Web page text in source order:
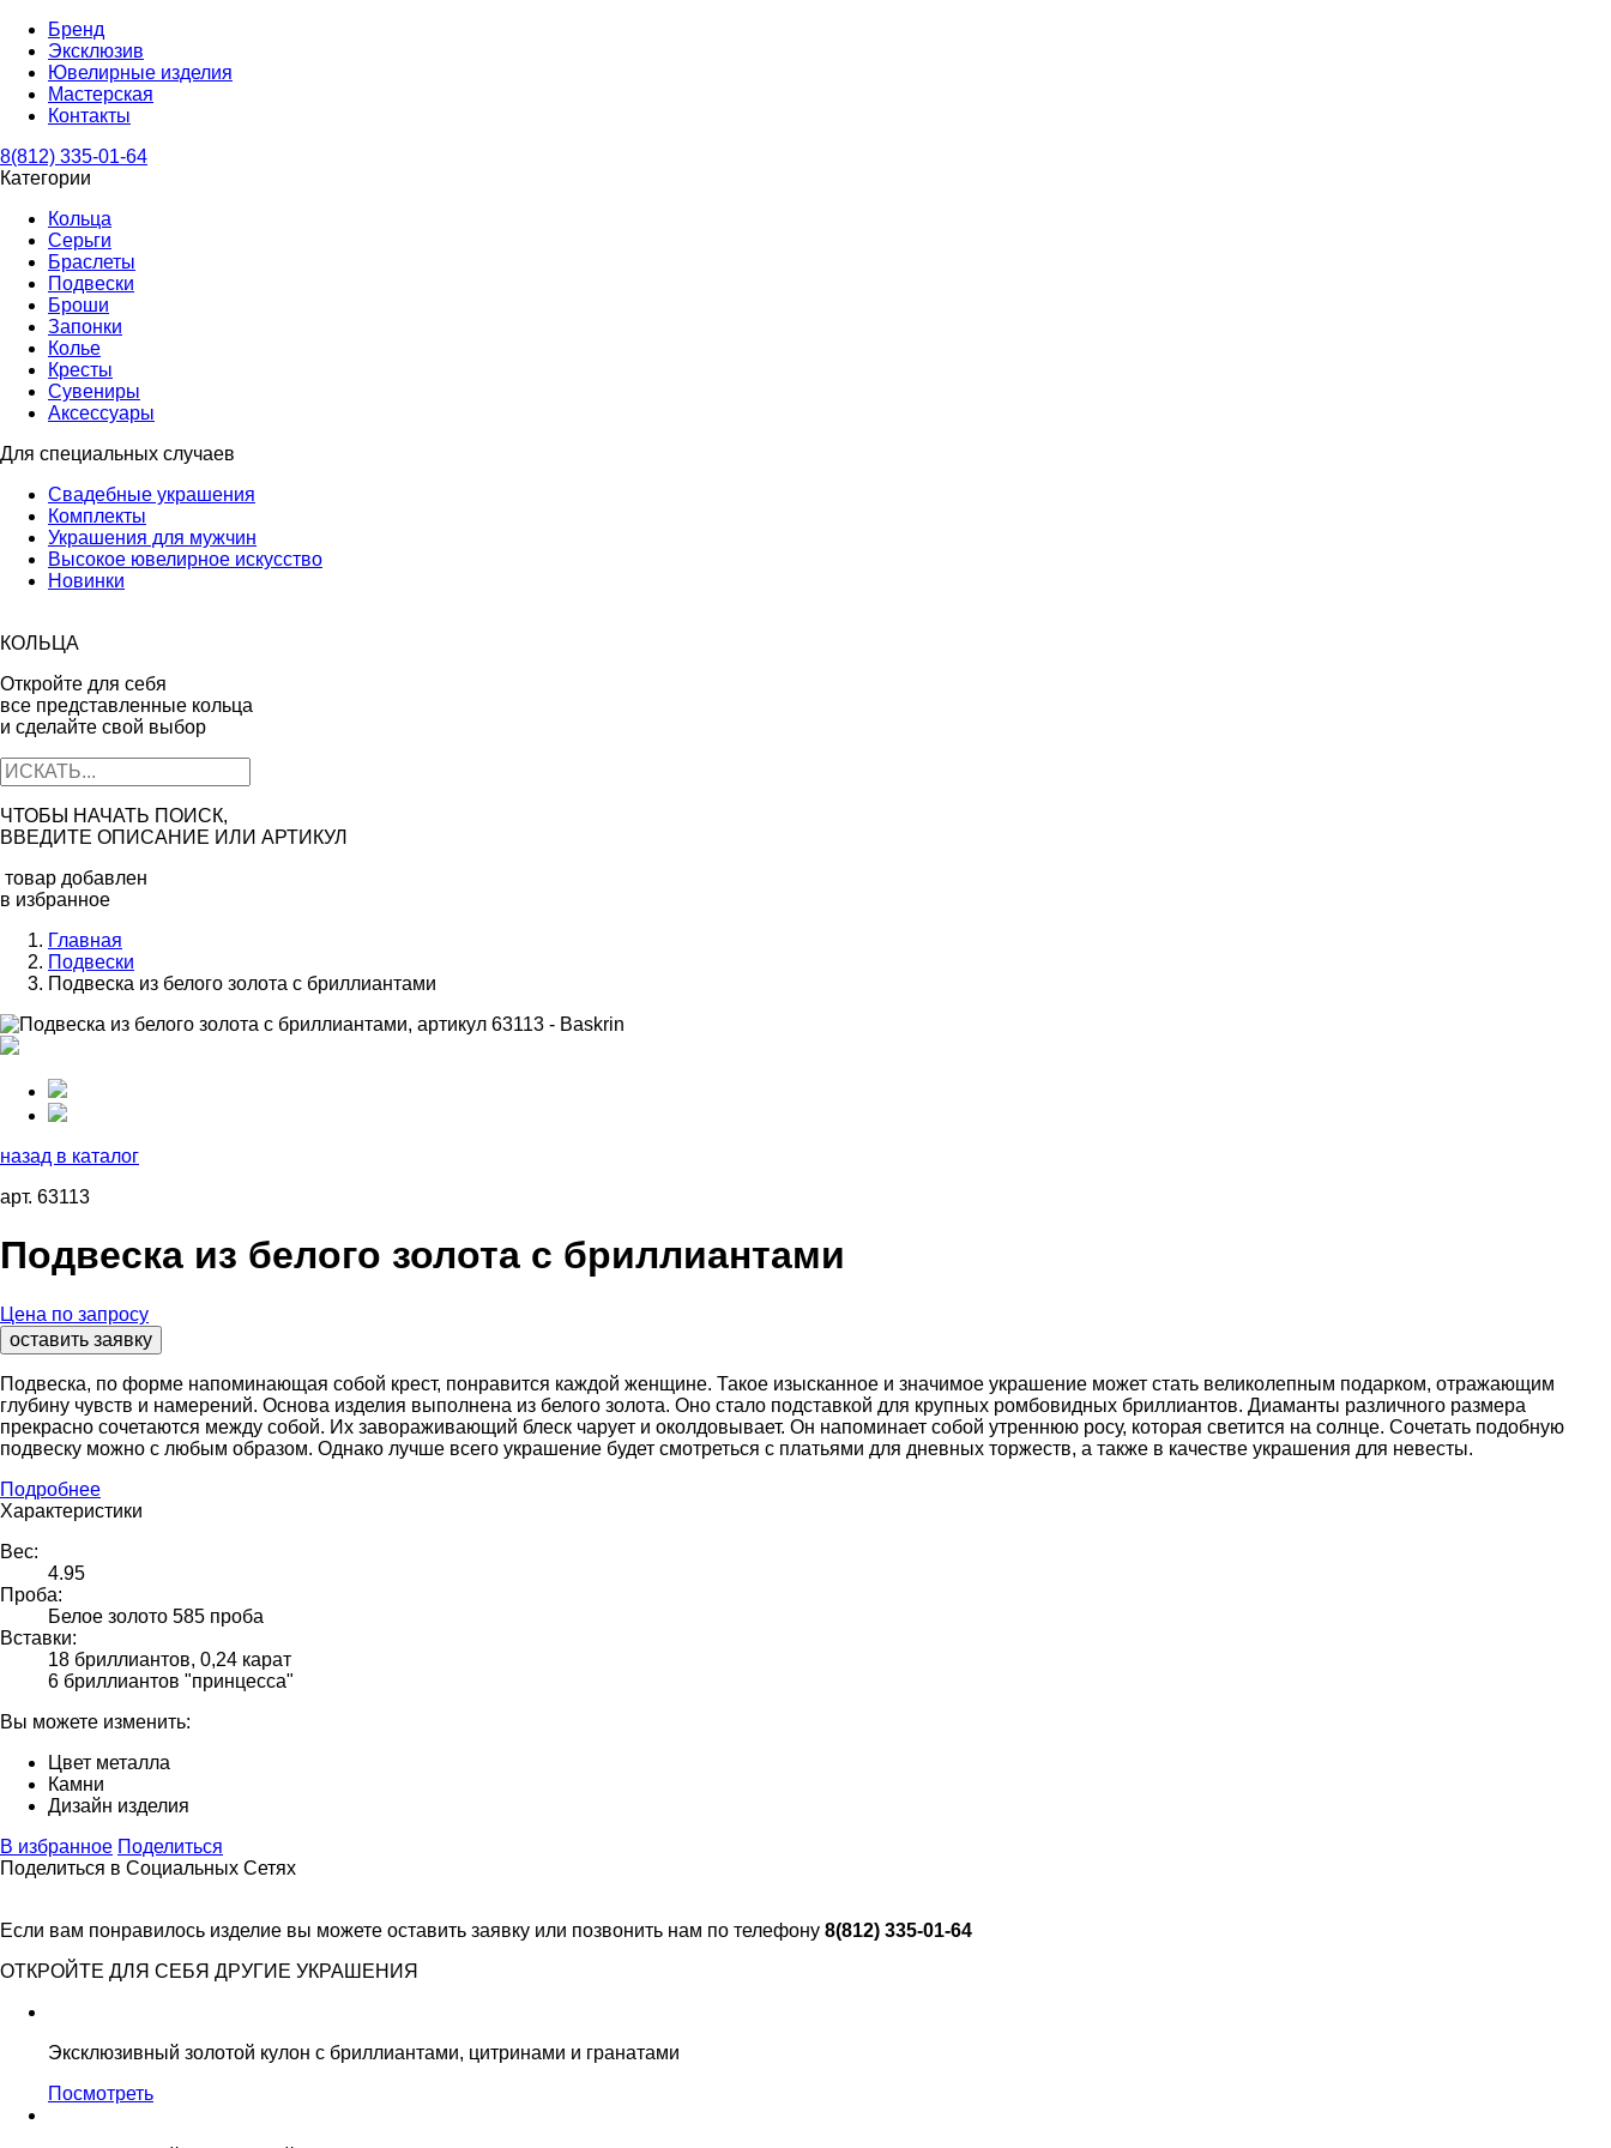
Бренд
Эксклюзив
Ювелирные изделия
Мастерская
Контакты
8(812) 335-01-64
Категории
Кольца
Серьги
Браслеты
Подвески
Броши
Запонки
Колье
Кресты
Сувениры
Аксессуары
Для специальных случаев
Свадебные украшения
Комплекты
Украшения для мужчин
Высокое ювелирное искусство
Новинки
КОЛЬЦА
Откройте для себя
все представленные кольца
и сделайте свой выбор
ЧТОБЫ НАЧАТЬ ПОИСК,
ВВЕДИТЕ ОПИСАНИЕ ИЛИ АРТИКУЛ
товар добавлен
в избранное
Главная
Подвески
Подвеска из белого золота с бриллиантами
назад в каталог
арт. 63113
Подвеска из белого золота с бриллиантами
Цена по запросу
оставить заявку
Подвеска, по форме напоминающая собой крест, понравится каждой женщине. Такое изысканное и значимое украшение может стать великолепным подарком, отражающим
глубину чувств и намерений. Основа изделия выполнена из белого золота. Оно стало подставкой для крупных ромбовидных бриллиантов. Диаманты различного размера
прекрасно сочетаются между собой. Их завораживающий блеск чарует и околдовывает. Он напоминает собой утреннюю росу, которая светится на солнце. Сочетать подобную
подвеску можно с любым образом. Однако лучше всего украшение будет смотреться с платьями для дневных торжеств, а также в качестве украшения для невесты.
Подробнее
Характеристики
Вес:
4.95
Проба:
Белое золото 585 проба
Вставки:
18 бриллиантов, 0,24 карат
6 бриллиантов "принцесса"
Вы можете изменить:
Цвет металла
Камни
Дизайн изделия
В избранное Поделиться
Поделиться в Социальных Сетях
Если вам понравилось изделие вы можете оставить заявку или позвонить нам по телефону 8(812) 335-01-64
ОТКРОЙТЕ ДЛЯ СЕБЯ ДРУГИЕ УКРАШЕНИЯ
Эксклюзивный золотой кулон с бриллиантами, цитринами и гранатами
Посмотреть